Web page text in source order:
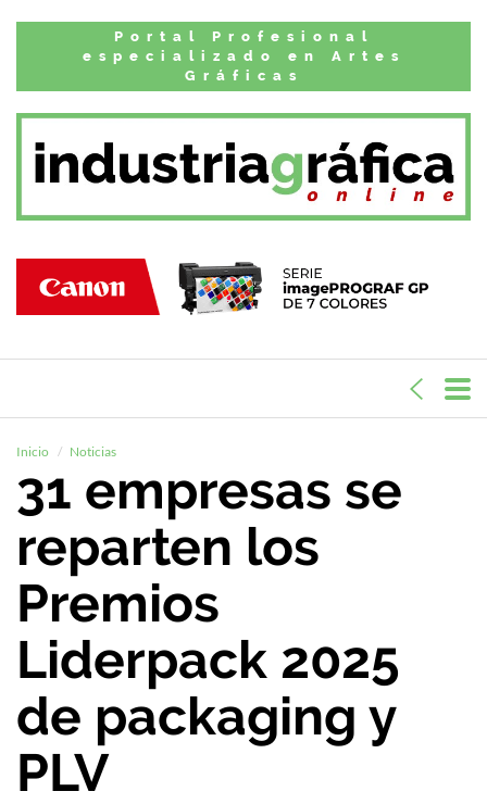
Portal Profesional
especializado en Artes
Gráficas
Inicio Noticias
31 empresas se
reparten los
Premios
Liderpack 2025
de packaging y
PLV